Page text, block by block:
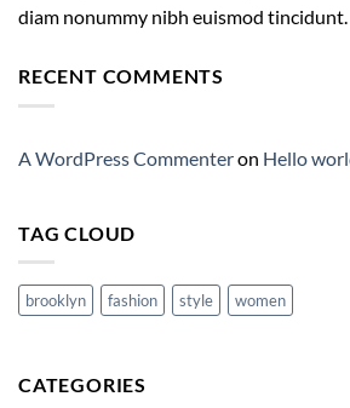
diam nonummy nibh euismod tincidunt.
RECENT COMMENTS
A WordPress Commenteron Hello
TAG CLOUD
brooklyn fashion style women
CATEGORIES